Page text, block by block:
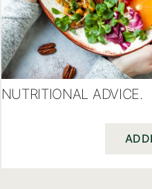
NUTRITIONAL ADVICE.